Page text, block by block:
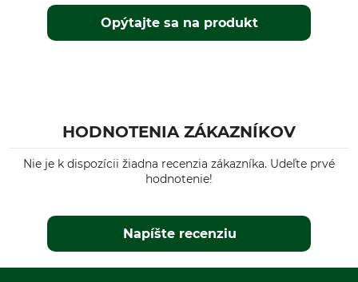
Opýtajte sa na produkt
HODNOTENIA ZÁKAZNÍKOV
Nie je k dispozícii žiadna recenzia zákazníka. Udeľte prvé
hodnotenie!
Napíšte recenziu